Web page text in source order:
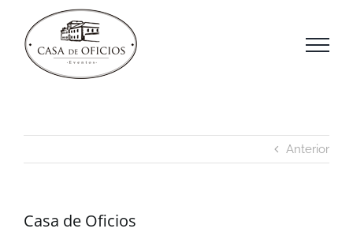
contenido
Anterior
Casa de Oficios